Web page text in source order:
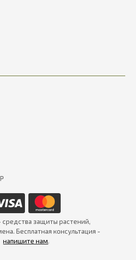
защиты растений,
Бесплатная консультация -
напишите нам.